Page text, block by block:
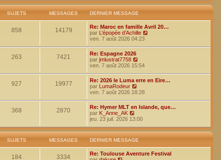
s
s
a
g
e
r
n
r
m
e
s
s
a
g
r
l
d
e
r
n
m
e
s
s
g
SUJETS MESSAGES DERNIER MESSAGE
858 14179
Re: Maroc en famille Avril 20…
par L’épopée d’Achille
e
r
m
s
a
ven. 7 août 2026 04:23
263 7421
Re: Espagne 2026
par jmlustrat7758
o
l
d
e
r
i
r
m
e
s
s
ven. 7 août 2026 15:54
927 19977
Re: 2026 le Luma erre en Eire…
par LumaRodeur
o
d
e
r
n
e
r
ven. 7 août 2026 18:28
368 2870
Re: Hymer MLT en Islande, que…
par K_Anne_AK
o
r
l
e
d
e
jeu. 23 juil. 2026 13:00
SUJETS MESSAGES DERNIER MESSAGE
184 3334
Re: Toulouse Aventure Festival